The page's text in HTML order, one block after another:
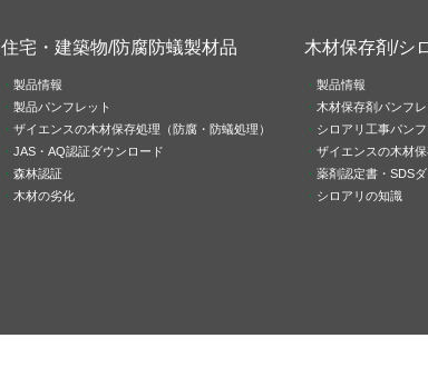
住宅・建築物/防腐防蟻製材品
製品情報
製品パンフレット
ザイエンスの木材保存処理（防腐・防蟻処理）
JAS・AQ認証ダウンロード
森林認証
木材の劣化
木材保存剤/シ
製品情報
木材保存剤パンフレ
シロアリ工事パンフ
ザイエンスの木材
薬剤認定書・SDS
シロアリの知識